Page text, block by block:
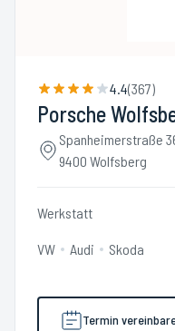
4.4(367)
Porsche
Spanheimerstraße
9400 Wolfsberg
Werkstatt
VW Audi Skoda
Termin